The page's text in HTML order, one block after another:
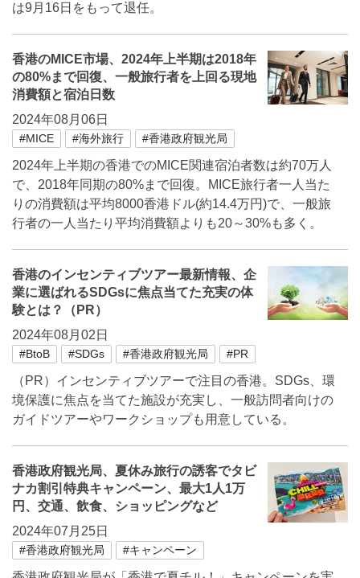
は9月16日をもって退任。
香港のMICE市場、2024年上半期は2018年
の80%まで回復、一般旅行者を上回る現地
消費額と宿泊日数
2024年08月06日
#MICE #海外旅行 #香港政府観光局
2024年上半期の香港でのMICE関連宿泊者数は約70万人
で、2018年同期の80%まで回復。MICE旅行者一人当た
りの消費額は平均8000香港ドル(約14.4万円)で、一般旅
行者の一人当たり平均消費額よりも20～30%も多く。
香港のインセンティブツアー最新情報、企
業に選ばれるSDGsに焦点当てた充実の体
験とは？（PR）
2024年08月02日
#BtoB #SDGs #香港政府観光局 #PR
（PR）インセンティブツアーで注目の香港。SDGs、環
境保護に焦点を当てた施設が充実し、一般訪問者向けの
ガイドツアーやワークショップも用意している。
香港政府観光局、夏休み旅行の誘客でタビ
ナカ割引特典キャンペーン、最大1人1万
円、交通、飲食、ショッピングなど
2024年07月25日
#香港政府観光局 #キャンペーン